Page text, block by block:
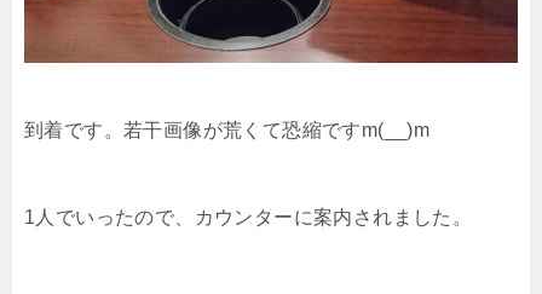
到着です。若干画像が荒くて恐縮ですm(__)m
1人でいったので、カウンターに案内されました。